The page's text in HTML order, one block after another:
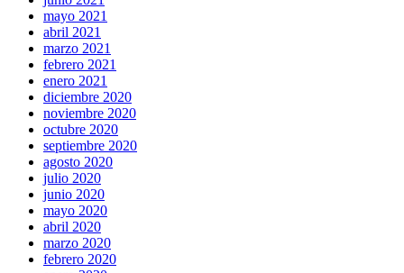
mayo 2021
abril 2021
marzo 2021
febrero 2021
enero 2021
diciembre 2020
noviembre 2020
octubre 2020
septiembre 2020
agosto 2020
julio 2020
junio 2020
mayo 2020
abril 2020
marzo 2020
febrero 2020